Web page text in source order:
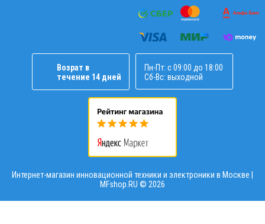
Возрат в
течение 14 дней
Пн-Пт: с 09:00 до 18:00
Сб-Вс: выходной
Интернет-магазин инновационной техники и электроники в Москве |
MFshop.RU © 2026